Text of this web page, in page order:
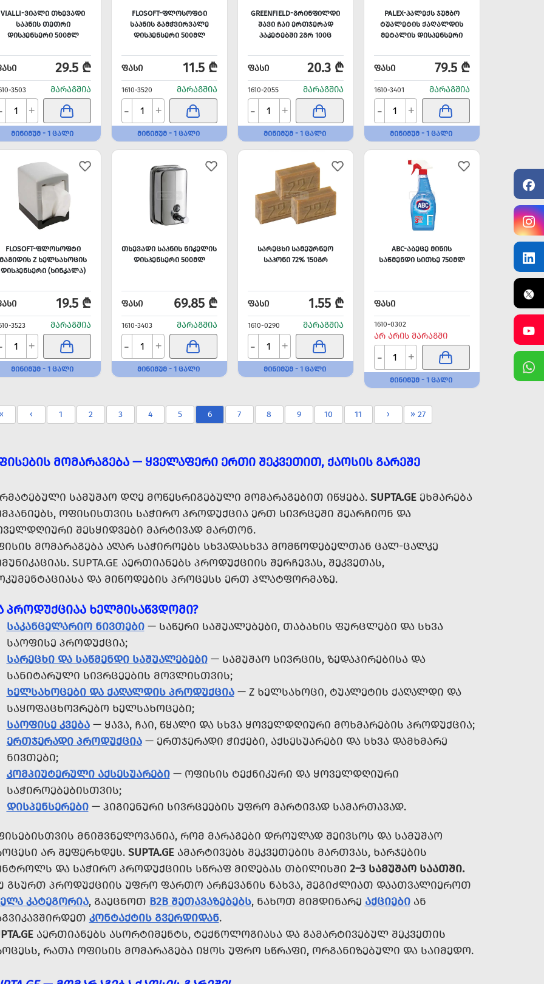
VIALLI-ᲕᲘᲐᲚᲘ ᲗᲮᲔᲕᲐᲓᲘ
ᲡᲐᲞᲜᲘᲡ ᲗᲔᲗᲠᲘ
ᲓᲘᲡᲞᲔᲜᲡᲔᲠᲘ 500ᲛᲚ
29.5 ₾
3503 ᲛᲐᲠᲐᲒᲨᲘᲐ
+
ᲛᲘᲜᲘᲛᲣᲛ - 1 ᲪᲐᲚᲘ
FLOSOFT-ᲤᲚᲝᲡᲝᲤᲢᲘ
ᲡᲐᲞᲜᲘᲡ ᲒᲐᲛᲭᲕᲘᲠᲕᲐᲚᲔ
ᲓᲘᲡᲞᲔᲜᲡᲔᲠᲘ 500ᲛᲚ
ᲤᲐᲡᲘ 11.5 ₾
1610-3520 ᲛᲐᲠᲐᲒᲨᲘᲐ
- +
ᲛᲘᲜᲘᲛᲣᲛ - 1 ᲪᲐᲚᲘ
GREENFIELD-ᲒᲠᲘᲜᲤᲘᲚᲓᲘ
ᲨᲐᲕᲘ ᲩᲐᲘ ᲔᲠᲗᲯᲔᲠᲐᲓ
ᲞᲐᲙᲔᲢᲔᲑᲨᲘ 2ᲒᲠ 100Ც
ᲤᲐᲡᲘ 20.3 ₾
1610-2055 ᲛᲐᲠᲐᲒᲨᲘᲐ
- +
ᲛᲘᲜᲘᲛᲣᲛ - 1 ᲪᲐᲚᲘ
PALEX-ᲞᲐᲚᲔᲥᲡ ᲯᲣᲛᲑᲝ
ᲢᲣᲐᲚᲔᲢᲘᲡ ᲥᲐᲦᲐᲚᲓᲘᲡ
ᲛᲔᲢᲐᲚᲘᲡ ᲓᲘᲡᲞᲔᲜᲡᲔᲠᲘ
ᲤᲐᲡᲘ 79.5 ₾
1610-3401 ᲛᲐᲠᲐᲒᲨᲘᲐ
- +
ᲛᲘᲜᲘᲛᲣᲛ - 1 ᲪᲐᲚᲘ
FLOSOFT-ᲤᲚᲝᲡᲝᲤᲢᲘ
Z ᲮᲔᲚᲡᲐᲮᲝᲪᲘᲡ
ᲓᲘᲡᲞᲔᲜᲡᲔᲠᲘ (ᲮᲘᲜᲙᲐᲚᲐ)
19.5 ₾
3523 ᲛᲐᲠᲐᲒᲨᲘᲐ
+
ᲛᲘᲜᲘᲛᲣᲛ - 1 ᲪᲐᲚᲘ
ᲗᲮᲔᲕᲐᲓᲘ ᲡᲐᲞᲜᲘᲡ ᲜᲘᲙᲔᲚᲘᲡ
ᲓᲘᲡᲞᲔᲜᲡᲔᲠᲘ 500ᲛᲚ
ᲤᲐᲡᲘ 69.85 ₾
1610-3403 ᲛᲐᲠᲐᲒᲨᲘᲐ
- +
ᲛᲘᲜᲘᲛᲣᲛ - 1 ᲪᲐᲚᲘ
ᲡᲐᲠᲔᲪᲮᲘ ᲡᲐᲛᲔᲣᲠᲜᲔᲝ
ᲡᲐᲞᲝᲜᲘ 72% 150ᲒᲠ
ᲤᲐᲡᲘ 1.55 ₾
1610-0290 ᲛᲐᲠᲐᲒᲨᲘᲐ
- +
ᲛᲘᲜᲘᲛᲣᲛ - 1 ᲪᲐᲚᲘ
ABC-ᲐᲑᲔᲪᲔ ᲛᲘᲜᲘᲡ
ᲡᲐᲬᲛᲔᲜᲓᲘ ᲡᲘᲗᲮᲔ 750ᲛᲚ
ᲤᲐᲡᲘ
1610-0302
ᲐᲠ ᲐᲠᲘᲡ ᲛᲐᲠᲐᲒᲨᲘ
- +
ᲛᲘᲜᲘᲛᲣᲛ - 1 ᲪᲐᲚᲘ
‹ 1 2 3 4 5 6 7 8 9 10 11 › » 27
ᲛᲝᲛᲐᲠᲐᲒᲔᲑᲐ — ᲧᲕᲔᲚᲐᲤᲔᲠᲘ ᲔᲠᲗᲘ ᲨᲔᲙᲕᲔᲗᲘᲗ, ᲥᲐᲝᲡᲘᲡ ᲒᲐᲠᲔᲨᲔ
ᲡᲐᲛᲣᲨᲐᲝ ᲓᲦᲔ ᲛᲝᲬᲔᲡᲠᲘᲒᲔᲑᲣᲚᲘ ᲛᲝᲛᲐᲠᲐᲒᲔᲑᲘᲗ ᲘᲬᲧᲔᲑᲐ. SUPTA.GEᲔᲮᲛᲐᲠᲔᲑᲐ
ᲝᲤᲘᲡᲘᲡᲗᲕᲘᲡ ᲡᲐᲭᲘᲠᲝ ᲞᲠᲝᲓᲣᲥᲪᲘᲐ ᲔᲠᲗ ᲡᲘᲕᲠᲪᲔᲨᲘ ᲨᲔᲐᲠᲩᲘᲝᲜ ᲓᲐ
ᲨᲔᲡᲧᲘᲓᲕᲔᲑᲘ ᲛᲐᲠᲢᲘᲕᲐᲓ ᲛᲐᲠᲗᲝᲜ.
ᲛᲝᲛᲐᲠᲐᲒᲔᲑᲐ ᲐᲦᲐᲠ ᲡᲐᲭᲘᲠᲝᲔᲑᲡ ᲡᲮᲕᲐᲓᲐᲡᲮᲕᲐ ᲛᲝᲛᲬᲝᲓᲔᲑᲔᲚᲗᲐᲜ ᲪᲐᲚ-ᲪᲐᲚᲙᲔ
SUPTA.GE ᲐᲔᲠᲗᲘᲐᲜᲔᲑᲡ ᲞᲠᲝᲓᲣᲥᲪᲘᲘᲡ ᲨᲔᲠᲩᲔᲕᲐᲡ, ᲨᲔᲙᲕᲔᲗᲐᲡ,
ᲓᲐ ᲛᲘᲬᲝᲓᲔᲑᲘᲡ ᲞᲠᲝᲪᲔᲡᲡ ᲔᲠᲗ ᲞᲚᲐᲢᲤᲝᲠᲛᲐᲖᲔ.
ᲞᲠᲝᲓᲣᲥᲪᲘᲐᲐ ᲮᲔᲚᲛᲘᲡᲐᲬᲕᲓᲝᲛᲘ?
ᲡᲐᲙᲐᲜᲪᲔᲚᲐᲠᲘᲝ ᲜᲘᲕᲗᲔᲑᲘ— ᲡᲐᲬᲔᲠᲘ ᲡᲐᲨᲣᲐᲚᲔᲑᲔᲑᲘ, ᲗᲐᲑᲐᲮᲘᲡ ᲤᲣᲠᲪᲚᲔᲑᲘ ᲓᲐ ᲡᲮᲕᲐ
ᲡᲐᲝᲤᲘᲡᲔ ᲞᲠᲝᲓᲣᲥᲪᲘᲐ;
ᲡᲐᲠᲔᲪᲮᲘ ᲓᲐ ᲡᲐᲬᲛᲔᲜᲓᲘ ᲡᲐᲨᲣᲐᲚᲔᲑᲔᲑᲘ— ᲡᲐᲛᲣᲨᲐᲝ ᲡᲘᲕᲠᲪᲘᲡ, ᲖᲔᲓᲐᲞᲘᲠᲔᲑᲘᲡᲐ ᲓᲐ
ᲡᲐᲜᲘᲢᲐᲠᲣᲚᲘ ᲡᲘᲕᲠᲪᲔᲔᲑᲘᲡ ᲛᲝᲕᲚᲘᲡᲗᲕᲘᲡ;
ᲮᲔᲚᲡᲐᲮᲝᲪᲔᲑᲘ ᲓᲐ ᲥᲐᲦᲐᲚᲓᲘᲡ ᲞᲠᲝᲓᲣᲥᲪᲘᲐ— Z ᲮᲔᲚᲡᲐᲮᲝᲪᲘ, ᲢᲣᲐᲚᲔᲢᲘᲡ ᲥᲐᲦᲐᲚᲓᲘ ᲓᲐ
ᲡᲐᲧᲝᲤᲐᲪᲮᲝᲕᲠᲔᲑᲝ ᲮᲔᲚᲡᲐᲮᲝᲪᲔᲑᲘ;
ᲡᲐᲝᲤᲘᲡᲔ ᲙᲕᲔᲑᲐ— ᲧᲐᲕᲐ, ᲩᲐᲘ, ᲬᲧᲐᲚᲘ ᲓᲐ ᲡᲮᲕᲐ ᲧᲝᲕᲔᲚᲓᲦᲘᲣᲠᲘ ᲛᲝᲮᲛᲐᲠᲔᲑᲘᲡ ᲞᲠᲝᲓᲣᲥᲪᲘᲐ;
ᲔᲠᲗᲯᲔᲠᲐᲓᲘ ᲞᲠᲝᲓᲣᲥᲪᲘᲐ— ᲔᲠᲗᲯᲔᲠᲐᲓᲘ ᲭᲘᲥᲔᲑᲘ, ᲐᲥᲡᲔᲡᲣᲐᲠᲔᲑᲘ ᲓᲐ ᲡᲮᲕᲐ ᲓᲐᲛᲮᲛᲐᲠᲔ
ᲜᲘᲕᲗᲔᲑᲘ;
ᲙᲝᲛᲞᲘᲣᲢᲔᲠᲣᲚᲘ ᲐᲥᲡᲔᲡᲣᲐᲠᲔᲑᲘ— ᲝᲤᲘᲡᲘᲡ ᲢᲔᲥᲜᲘᲙᲣᲠᲘ ᲓᲐ ᲧᲝᲕᲔᲚᲓᲦᲘᲣᲠᲘ
ᲡᲐᲭᲘᲠᲝᲔᲑᲔᲑᲘᲡᲗᲕᲘᲡ;
ᲓᲘᲡᲞᲔᲜᲡᲔᲠᲔᲑᲘ— ᲰᲘᲒᲘᲔᲜᲣᲠᲘ ᲡᲘᲕᲠᲪᲔᲔᲑᲘᲡ ᲣᲤᲠᲝ ᲛᲐᲠᲢᲘᲕᲐᲓ ᲡᲐᲛᲐᲠᲗᲐᲕᲐᲓ.
ᲛᲜᲘᲨᲕᲜᲔᲚᲝᲕᲐᲜᲘᲐ, ᲠᲝᲛ ᲛᲐᲠᲐᲒᲔᲑᲘ ᲓᲠᲝᲣᲚᲐᲓ ᲨᲔᲘᲕᲡᲝᲡ ᲓᲐ ᲡᲐᲛᲣᲨᲐᲝ
ᲐᲠ ᲨᲔᲤᲔᲠᲮᲓᲔᲡ. SUPTA.GEᲐᲛᲐᲠᲢᲘᲕᲔᲑᲡ ᲨᲔᲙᲕᲔᲗᲔᲑᲘᲡ ᲛᲐᲠᲗᲕᲐᲡ, ᲮᲐᲠᲯᲔᲑᲘᲡ
ᲓᲐ ᲡᲐᲭᲘᲠᲝ ᲞᲠᲝᲓᲣᲥᲪᲘᲘᲡ ᲡᲬᲠᲐᲤ ᲛᲘᲦᲔᲑᲐᲡ ᲗᲑᲘᲚᲘᲡᲨᲘ 2–3 ᲡᲐᲛᲣᲨᲐᲝ ᲡᲐᲐᲗᲨᲘ.
ᲒᲡᲣᲠᲗ ᲞᲠᲝᲓᲣᲥᲪᲘᲘᲡ ᲣᲤᲠᲝ ᲤᲐᲠᲗᲝ ᲐᲠᲩᲔᲕᲐᲜᲘᲡ ᲜᲐᲮᲕᲐ, ᲨᲔᲒᲘᲫᲚᲘᲐᲗ ᲓᲐᲐᲗᲕᲐᲚᲘᲔᲠᲝᲗ
ᲙᲐᲢᲔᲒᲝᲠᲘᲐ, ᲒᲐᲔᲪᲜᲝᲗ B2B ᲨᲔᲗᲐᲕᲐᲖᲔᲑᲔᲑᲡ, ᲜᲐᲮᲝᲗ ᲛᲘᲛᲓᲘᲜᲐᲠᲔ ᲐᲥᲪᲘᲔᲑᲘᲐᲜ
ᲙᲝᲜᲢᲐᲥᲢᲘᲡ ᲒᲕᲔᲠᲓᲘᲓᲐᲜ.
ᲐᲔᲠᲗᲘᲐᲜᲔᲑᲡ ᲐᲡᲝᲠᲢᲘᲛᲔᲜᲢᲡ, ᲢᲔᲥᲜᲝᲚᲝᲒᲘᲐᲡᲐ ᲓᲐ ᲒᲐᲛᲐᲠᲢᲘᲕᲔᲑᲣᲚ ᲨᲔᲙᲕᲔᲗᲘᲡ
ᲠᲐᲗᲐ ᲝᲤᲘᲡᲘᲡ ᲛᲝᲛᲐᲠᲐᲒᲔᲑᲐ ᲘᲧᲝᲡ ᲣᲤᲠᲝ ᲡᲬᲠᲐᲤᲘ, ᲝᲠᲒᲐᲜᲘᲖᲔᲑᲣᲚᲘ ᲓᲐ ᲡᲐᲘᲛᲔᲓᲝ.